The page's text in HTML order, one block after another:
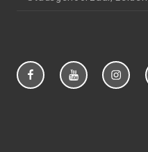
Facebook YouTube Instagram